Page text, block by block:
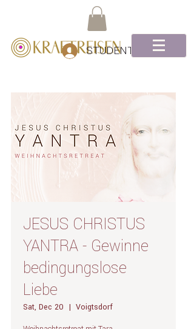
STUDENTEN Log-In
JESUS CHRISTUS
YANTRA - Gewinne
bedingungslose
Liebe
Sat, Dec 20
  |
Voigtsdorf